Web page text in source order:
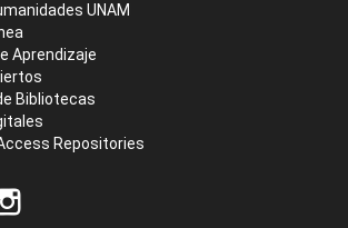
UNAM
Aprendizaje
Bibliotecas
Repositories